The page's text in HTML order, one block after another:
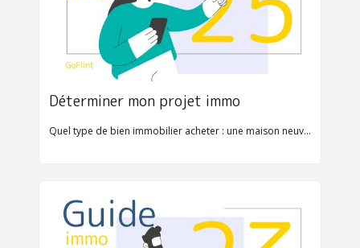
Déterminer mon projet immo
Quel type de bien immobilier acheter : une maison neuve ?